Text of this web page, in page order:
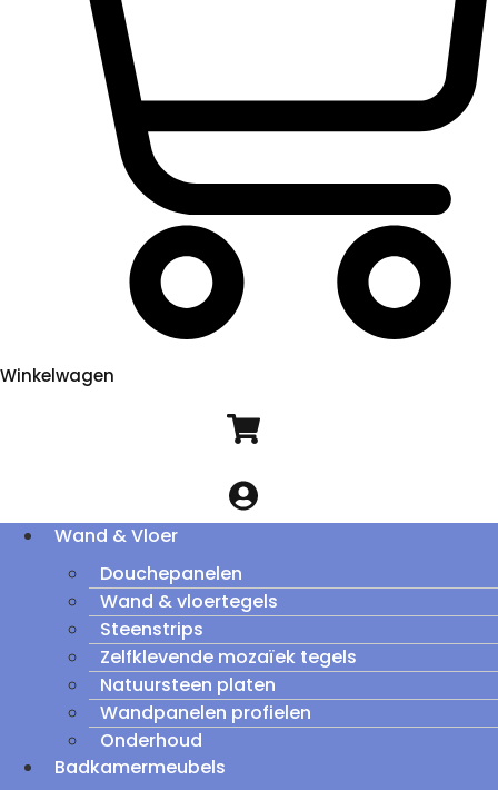
Winkelwagen
Wand & Vloer
Douchepanelen
Wand & vloertegels
Steenstrips
Zelfklevende mozaïek tegels
Natuursteen platen
Wandpanelen profielen
Onderhoud
Badkamermeubels